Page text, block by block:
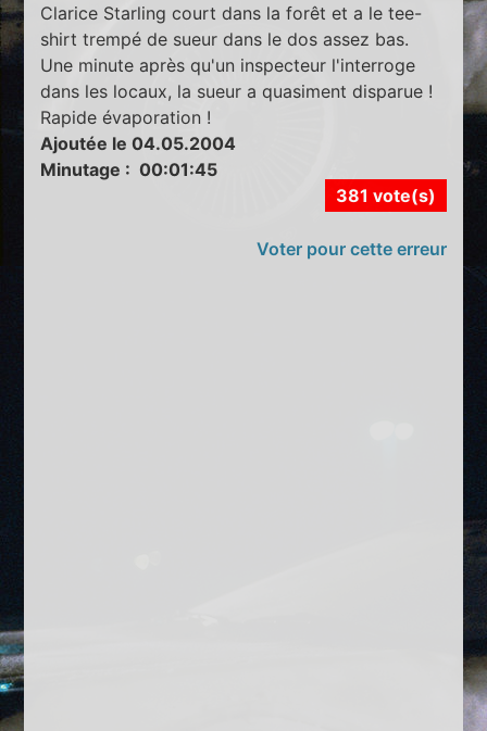
Clarice Starling court dans la forêt et a le tee-
shirt trempé de sueur dans le dos assez bas.
Une minute après qu'un inspecteur l'interroge
dans les locaux, la sueur a quasiment disparue !
Rapide évaporation !
Ajoutée le 04.05.2004
Minutage : 00:01:45
381 vote(s)
Voter pour cette erreur